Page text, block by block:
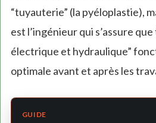
“tuyauterie” (la pyéloplastie),
est l’ingénieur qui s’assure
électrique et hydraulique”
optimale avant et après les
GUIDE